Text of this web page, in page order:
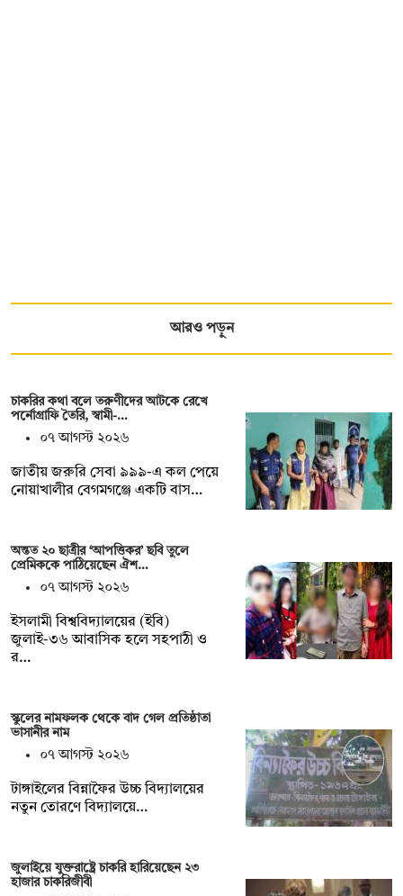
আরও পড়ুন
চাকরির কথা বলে তরুণীদের আটকে রেখে
পর্নোগ্রাফি তৈরি, স্বামী-…
০৭ আগস্ট ২০২৬
জাতীয় জরুরি সেবা ৯৯৯-এ কল পেয়ে
নোয়াখালীর বেগমগঞ্জে একটি বাস…
অন্তত ২০ ছাত্রীর ‘আপত্তিকর’ ছবি তুলে
প্রেমিককে পাঠিয়েছেন ঐশ…
০৭ আগস্ট ২০২৬
ইসলামী বিশ্ববিদ্যালয়ের (ইবি)
জুলাই-৩৬ আবাসিক হলে সহপাঠী ও
র…
স্কুলের নামফলক থেকে বাদ গেল প্রতিষ্ঠাতা
ভাসানীর নাম
০৭ আগস্ট ২০২৬
টাঙ্গাইলের বিন্নাফৈর উচ্চ বিদ্যালয়ের
নতুন তোরণে বিদ্যালয়ে…
জুলাইয়ে যুক্তরাষ্ট্রে চাকরি হারিয়েছেন ২৩
হাজার চাকরিজীবী